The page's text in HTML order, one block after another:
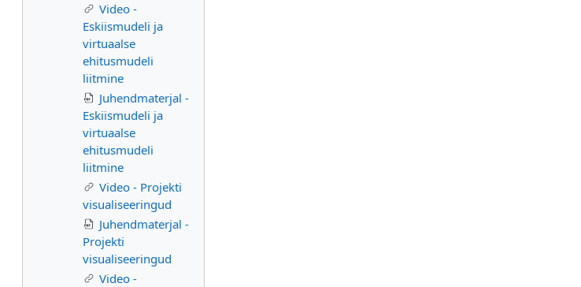
Video -
Eskiismudeli ja
virtuaalse
ehitusmudeli
liitmine
Juhendmaterjal -
Eskiismudeli ja
virtuaalse
ehitusmudeli
liitmine
Video - Projekti
visualiseeringud
Juhendmaterjal -
Projekti
visualiseeringud
Video -